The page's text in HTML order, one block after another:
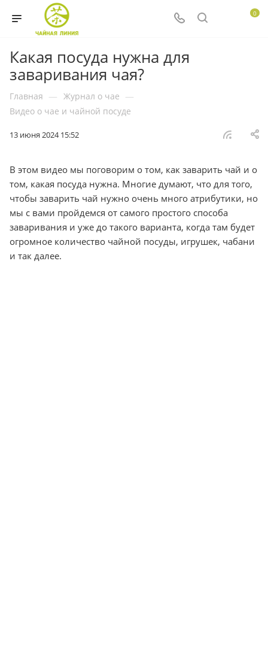
0
Какая посуда нужна для
заваривания чая?
Главная — Журнал о чае —
Видео о чае и чайной посуде
13 июня 2024 15:52
В этом видео мы поговорим о том, как заварить чай и о
том, какая посуда нужна. Многие думают, что для того,
чтобы заварить чай нужно очень много атрибутики, но
мы с вами пройдемся от самого простого способа
заваривания и уже до такого варианта, когда там будет
огромное количество чайной посуды, игрушек, чабани
и так далее.